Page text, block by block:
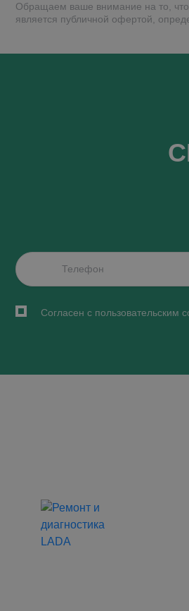
Обращаем ваше внимание на то, что
является публичной офертой,
Согласен с пользовательским